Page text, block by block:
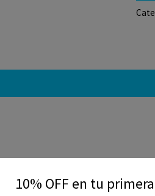
10% OFF en tu